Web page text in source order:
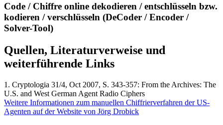
Code / Chiffre online dekodieren / entschlüsseln bzw.
kodieren / verschlüsseln (DeCoder / Encoder /
Solver-Tool)
Quellen, Literaturverweise und
weiterführende Links
1. Cryptologia 31/4, Oct 2007, S. 343-357: From the Archives: The
U.S. and West German Agent Radio Ciphers
Weitere Informationen zum manuellen Chiffrierverfahren der US-
Agenten auf der Website von Jörg Drobick